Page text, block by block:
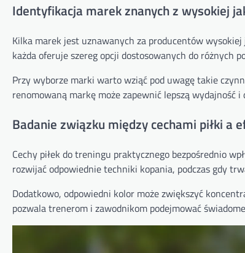
Identyfikacja marek znanych z wysokiej
Kilka marek jest uznawanych za producentów wysokiej
każda oferuje szereg opcji dostosowanych do różnych
Przy wyborze marki warto wziąć pod uwagę takie
renomowaną markę może zapewnić lepszą wydajność
Badanie związku między cechami piłki a
Cechy piłek do treningu praktycznego bezpośrednio
rozwijać odpowiednie techniki kopania, podczas gdy
Dodatkowo, odpowiedni kolor może zwiększyć
pozwala trenerom i zawodnikom podejmować